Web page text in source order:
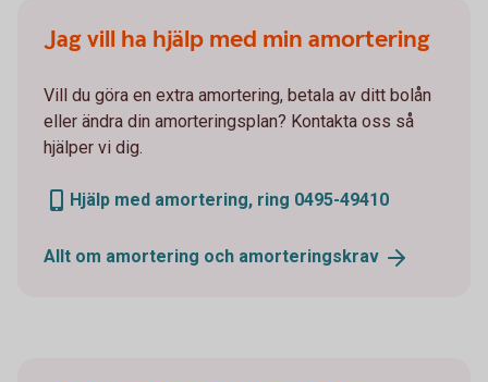
Jag vill ha hjälp med min amortering
Vill du göra en extra amortering, betala av ditt bolån
eller ändra din amorteringsplan? Kontakta oss så
hjälper vi dig.
Hjälp med amortering, ring 0495-49410
Allt om amortering och amorteringskrav